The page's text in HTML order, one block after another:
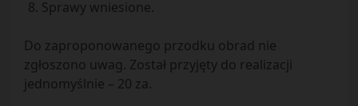
Sprawy wniesione.
Do zaproponowanego przodku obrad nie
zgłoszono uwag. Został przyjęty do realizacji
jednomyślnie – 20 za.